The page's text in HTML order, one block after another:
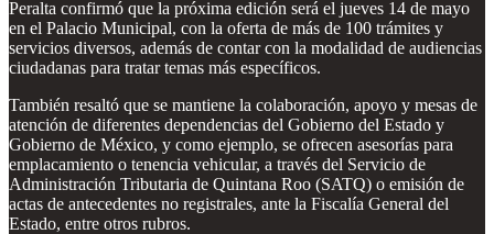
Peralta confirmó que la próxima edición será el jueves 14 de mayo
en el Palacio Municipal, con la oferta de más de 100 trámites y
servicios diversos, además de contar con la modalidad de audiencias
ciudadanas para tratar temas más específicos.
También resaltó que se mantiene la colaboración, apoyo y mesas de
atención de diferentes dependencias del Gobierno del Estado y
Gobierno de México, y como ejemplo, se ofrecen asesorías para
emplacamiento o tenencia vehicular, a través del Servicio de
Administración Tributaria de Quintana Roo (SATQ) o emisión de
actas de antecedentes no registrales, ante la Fiscalía General del
Estado, entre otros rubros.